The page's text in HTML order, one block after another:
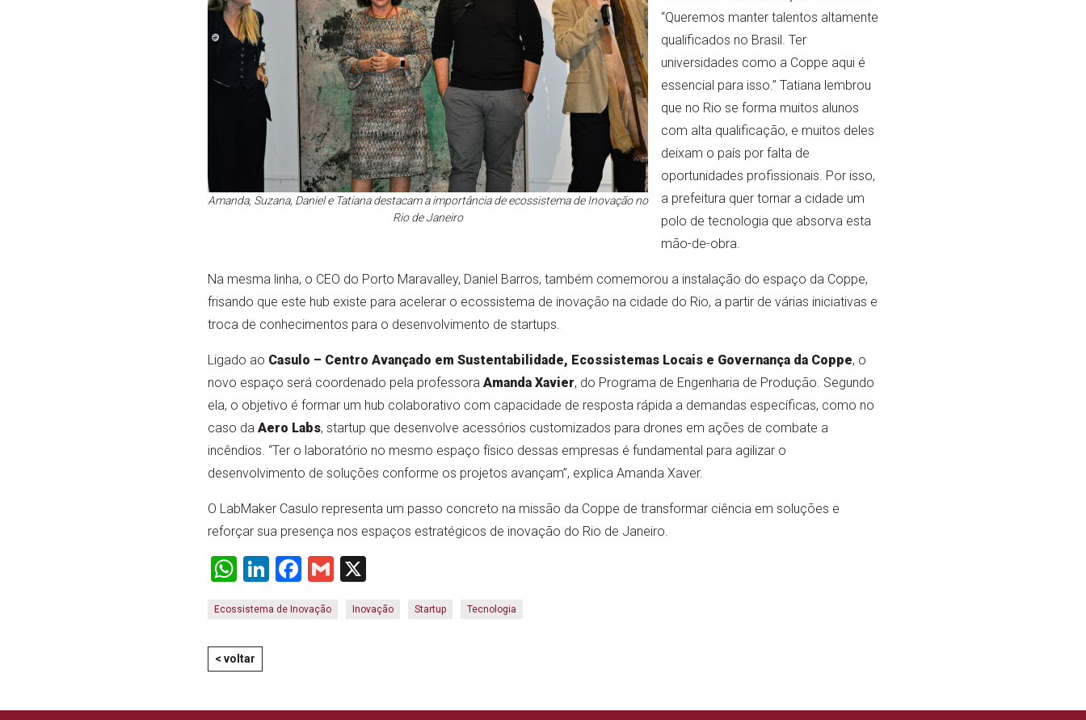
Amanda, Suzana, Daniel e Tatiana destacam a importância de ecossistema de Inovação no
Rio de Janeiro
“Queremos manter talentos altamente
qualificados no Brasil. Ter
universidades como a Coppe aqui é
essencial para isso.” Tatiana lembrou
que no Rio se forma muitos alunos
com alta qualificação, e muitos deles
deixam o país por falta de
oportunidades profissionais. Por isso,
a prefeitura quer tornar a cidade um
polo de tecnologia que absorva esta
mão-de-obra.
Na mesma linha, o CEO do Porto Maravalley, Daniel Barros, também comemorou a instalação do espaço da Coppe,
frisando que este hub existe para acelerar o ecossistema de inovação na cidade do Rio, a partir de várias iniciativas e
troca de conhecimentos para o desenvolvimento de startups.
Ligado ao Casulo – Centro Avançado em Sustentabilidade, Ecossistemas Locais e Governança da Coppe, o
novo espaço será coordenado pela professora Amanda Xavier, do Programa de Engenharia de Produção. Segundo
ela, o objetivo é formar um hub colaborativo com capacidade de resposta rápida a demandas específicas, como no
caso da Aero Labs, startup que desenvolve acessórios customizados para drones em ações de combate a
incêndios. “Ter o laboratório no mesmo espaço físico dessas empresas é fundamental para agilizar o
desenvolvimento de soluções conforme os projetos avançam”, explica Amanda Xaver.
O LabMaker Casulo representa um passo concreto na missão da Coppe de transformar ciência em soluções e
reforçar sua presença nos espaços estratégicos de inovação do Rio de Janeiro.
WhatsApp
LinkedIn
Facebook
Gmail
X
Ecossistema de Inovação Inovação Startup Tecnologia
< voltar